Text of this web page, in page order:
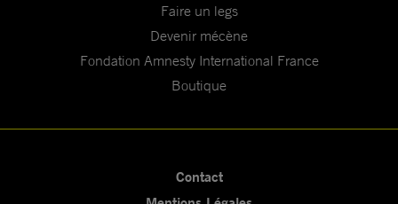
Faire un legs
Devenir mécène
Fondation Amnesty International France
Boutique
Contact